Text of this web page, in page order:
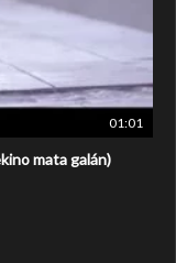
01:01
mata galán)